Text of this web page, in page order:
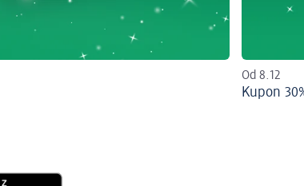
Od 8.12
Kupon